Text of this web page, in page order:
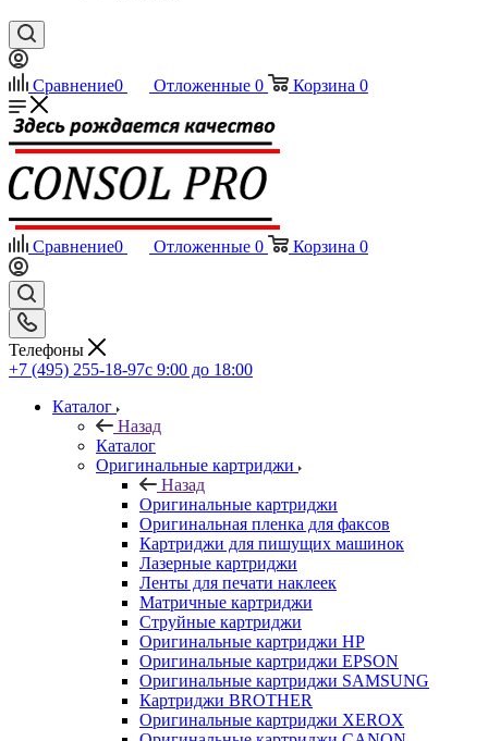
Сравнение0 Отложенные 0 Корзина 0
Сравнение0 Отложенные 0 Корзина 0
Телефоны
+7 (495) 255-18-97с 9:00 до 18:00
Каталог
Назад
Каталог
Оригинальные картриджи
Назад
Оригинальные картриджи
Оригинальная пленка для факсов
Картриджи для пишущих машинок
Лазерные картриджи
Ленты для печати наклеек
Матричные картриджи
Струйные картриджи
Оригинальные картриджи HP
Оригинальные картриджи EPSON
Оригинальные картриджи SAMSUNG
Картриджи BROTHER
Оригинальные картриджи XEROX